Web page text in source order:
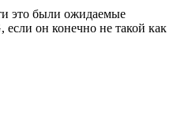
это были ожидаемые
если он конечно не такой как